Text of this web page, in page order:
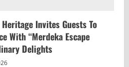
Invites Guests To
With “Merdeka Escape
Delights